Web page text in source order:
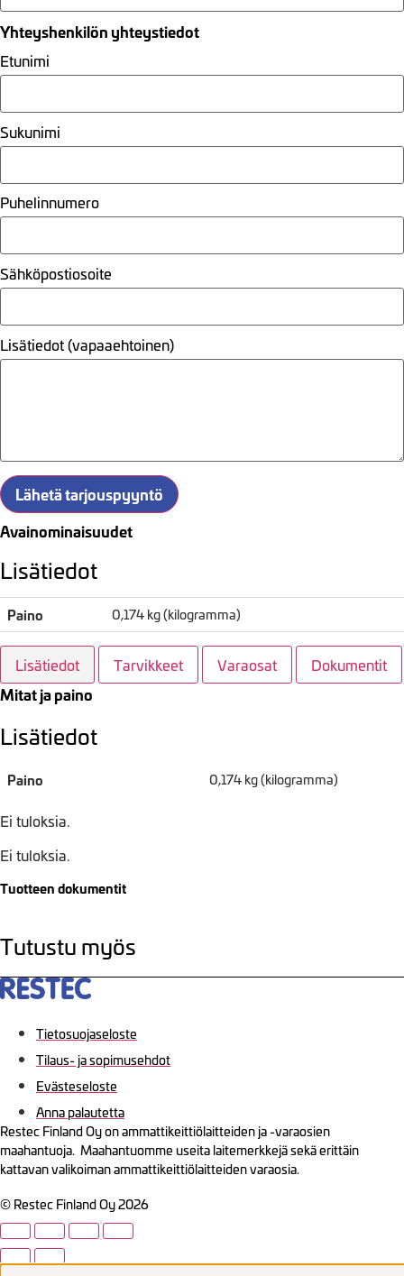
Yhteyshenkilön yhteystiedot
Etunimi
Sukunimi
Puhelinnumero
Sähköpostiosoite
Lisätiedot (vapaaehtoinen)
Lähetä tarjouspyyntö
Avainominaisuudet
Lisätiedot
Paino 0,174 kg (kilogramma)
Lisätiedot Tarvikkeet Varaosat Dokumentit
Mitat ja paino
Lisätiedot
Paino 0,174 kg (kilogramma)
Ei tuloksia.
Ei tuloksia.
Tuotteen dokumentit
Tutustu myös
Tietosuojaseloste
Tilaus- ja sopimusehdot
Evästeseloste
Anna palautetta
Restec Finland Oy on ammattikeittiölaitteiden ja -varaosien
maahantuoja. Maahantuomme useita laitemerkkejä sekä erittäin
kattavan valikoiman ammattikeittiölaitteiden varaosia.
© Restec Finland Oy 2026